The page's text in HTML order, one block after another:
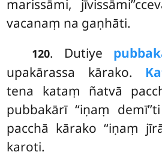
marissāmi,
vacanaṃ na gaṇhāti.
120. Dutiye
upakārassa kārako.
tena kataṃ ñatvā
pubbakārī ‘‘iṇaṃ
pacchā kārako ‘‘iṇaṃ
karoti.